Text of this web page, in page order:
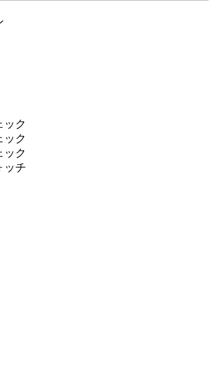
ック
ック
ック
ッチ